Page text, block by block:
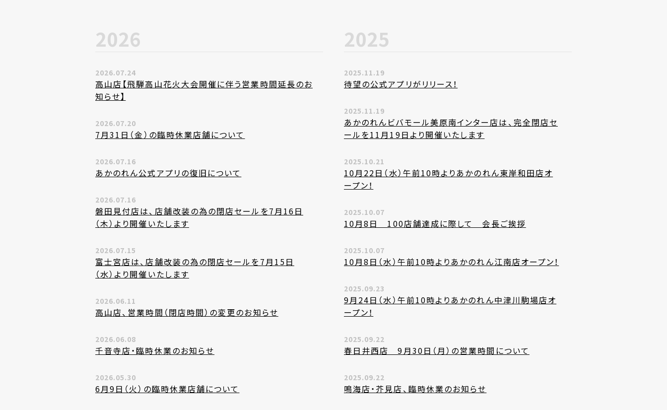
2026
2026.07.24
高山店【飛騨高山花火大会開催に伴う営業時間延長のお
知らせ】
2026.07.20
7月31日（金）の臨時休業店舗について
2026.07.16
あかのれん公式アプリの復旧について
2026.07.16
磐田見付店は、店舗改装の為の閉店セールを7月16日
（木）より開催いたします
2026.07.15
富士宮店は、店舗改装の為の閉店セールを7月15日
（水）より開催いたします
2026.06.11
高山店、営業時間（閉店時間）の変更のお知らせ
2026.06.08
千音寺店・臨時休業のお知らせ
2026.05.30
6月9日（火）の臨時休業店舗について
2025
2025.11.19
待望の公式アプリがリリース！
2025.11.19
あかのれんビバモール美原南インター店は、完全閉店セ
ールを11月19日より開催いたします
2025.10.21
10月22日（水）午前10時よりあかのれん東岸和田店オ
ープン！
2025.10.07
10月8日 100店舗達成に際して 会長ご挨拶
2025.10.07
10月8日（水）午前10時よりあかのれん江南店オープン！
2025.09.23
9月24日（水）午前10時よりあかのれん中津川駒場店オ
ープン！
2025.09.22
春日井西店 9月30日（月）の営業時間について
2025.09.22
鳴海店・芥見店、臨時休業のお知らせ